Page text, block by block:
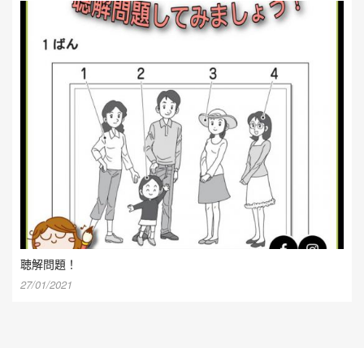
聴解問題！
27/01/2021